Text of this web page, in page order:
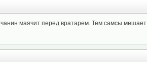
маячит перед вратарем. Тем самсы